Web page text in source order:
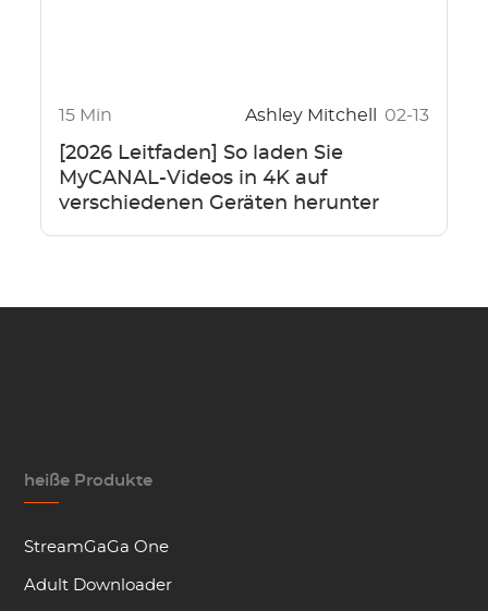
15 Min Ashley Mitchell 02-13
[2026 Leitfaden] So laden Sie
MyCANAL-Videos in 4K auf
verschiedenen Geräten herunter
heiße Produkte
StreamGaGa One
Adult Downloader